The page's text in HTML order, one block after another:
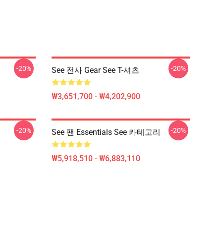
-20% See 전사 Gear See T-셔츠
₩3,651,700 - ₩4,202,900
-20%
-20% See 팬 Essentials See 카테고리
₩5,918,510 - ₩6,883,110
-20%